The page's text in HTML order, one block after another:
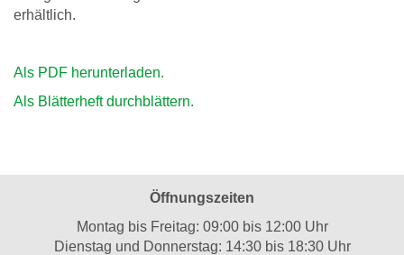
erhältlich.
Als PDF herunterladen.
Als Blätterheft durchblättern.
Öffnungszeiten
Montag bis Freitag: 09:00 bis 12:00 Uhr
Dienstag und Donnerstag: 14:30 bis 18:30 Uhr